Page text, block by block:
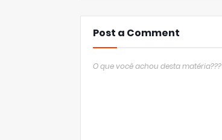
Post a Comment
O que você achou desta matéria???